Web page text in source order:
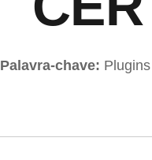
Palavra-chave: